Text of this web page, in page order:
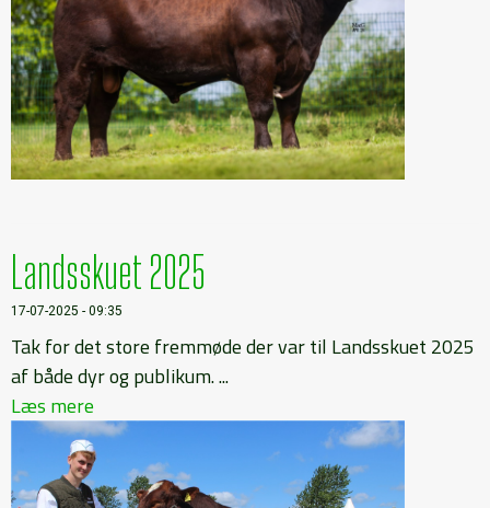
Landsskuet 2025
17-07-2025 - 09:35
Tak for det store fremmøde der var til Landsskuet 2025
af både dyr og publikum. ...
Læs mere